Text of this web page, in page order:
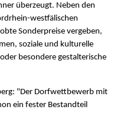
überzeugt. Neben den
westfälischen
Sonderpreise vergeben,
soziale und kulturelle
besondere gestalterische
"Der Dorfwettbewerb mit
ein fester Bestandteil